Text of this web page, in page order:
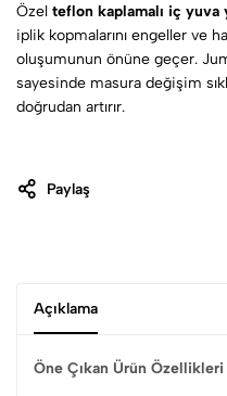
Özel teflon kaplamalı iç yuva
iplik kopmalarını engeller ve
oluşumunun önüne geçer.
sayesinde masura değişim
doğrudan artırır.
Paylaş
Açıklama
Öne Çıkan Ürün Özellikleri